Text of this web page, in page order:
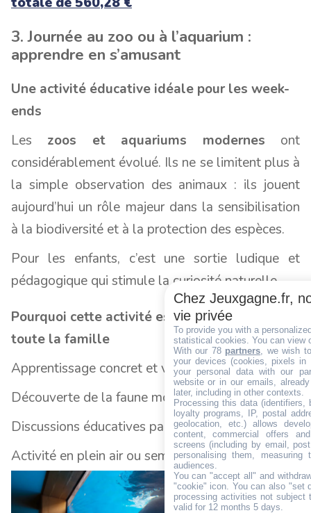
3. Journée au zoo ou à l’aquarium :
apprendre en s’amusant
Une activité éducative idéale pour les week-
ends
Les zoos et aquariums modernes ont
considérablement évolué. Ils ne se limitent plus à
la simple observation des animaux : ils jouent
aujourd’hui un rôle majeur dans la sensibilisation
à la biodiversité et à la protection des espèces.
Pour les enfants, c’est une sortie ludique et
pédagogique qui stimule la curiosité naturelle.
Pourquoi cette activité est bénéfique pour
toute la famille
Apprentissage concret et visuel
Découverte de la faune mondiale
Discussions éducatives parents-enfants
Activité en plein air ou semi-couverte
Chez Jeuxgagne.fr,
vie privée
To provide you with a
statistical cookies. You can view
With our 78 partners , we wish
your devices (cookies, pixels
your personal data with our
website or in our emails,
later, including in other contexts.
Processing this data (identifiers,
loyalty programs, IP, postal
geolocation, etc.) allows
content, commercial offers
screens (including by email,
personalising them, measuring
audiences.
You can "accept all" and
"cookie" icon . You can also "set
processing activities not subject
valid for 12 months 5 days.